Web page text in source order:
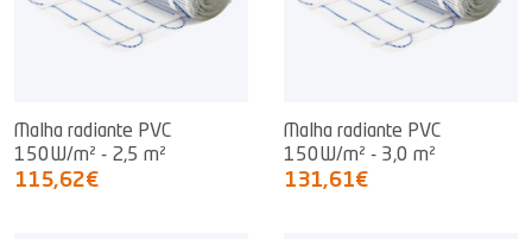
Malha radiante PVC
150W/m² - 2,5 m²
115,62€
Malha radiante PVC
150W/m² - 3,0 m²
131,61€